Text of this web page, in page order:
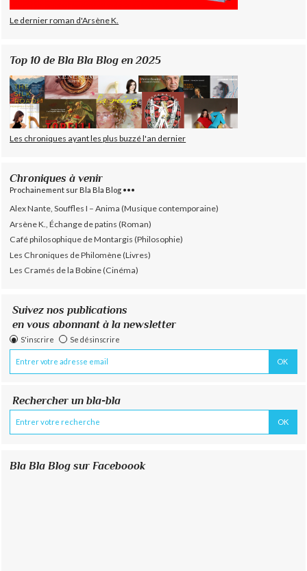
Le dernier roman d'Arsène K.
Top 10 de Bla Bla Blog en 2025
Les chroniques ayant les plus buzzé l'an dernier
Chroniques à venir
Prochainement sur Bla Bla Blog •••
Alex Nante, Souffles I – Anima (Musique contemporaine)
Arsène K., Échange de patins (Roman)
Café philosophique de Montargis (Philosophie)
Les Chroniques de Philomène (Livres)
Les Cramés de la Bobine (Cinéma)
Suivez nos publications
en vous abonnant à la newsletter
S'inscrire Se désinscrire
Rechercher un bla-bla
Bla Bla Blog sur Faceboook